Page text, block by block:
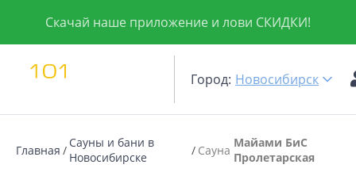
Скачай наше приложение и лови СКИДКИ!
Город: Новосибирск
Главная
Сауны и бани в
Новосибирске
Сауна Майами БиС
Пролетарская